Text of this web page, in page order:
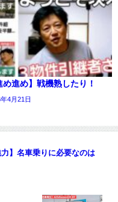
め進め】戦機熟したり！
4月21日
】名車乗りに必要なのは